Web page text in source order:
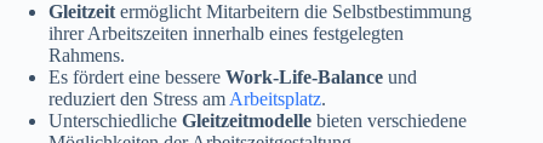
Gleitzeit ermöglicht Mitarbeitern die Selbstbestimmung
ihrer Arbeitszeiten innerhalb eines festgelegten
Rahmens.
Es fördert eine bessere Work-Life-Balance und
reduziert den Stress am Arbeitsplatz.
Unterschiedliche Gleitzeitmodelle bieten verschiedene